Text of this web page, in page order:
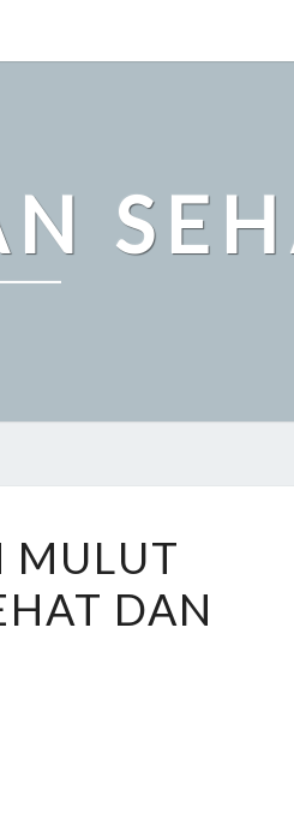
MULUT
DAN